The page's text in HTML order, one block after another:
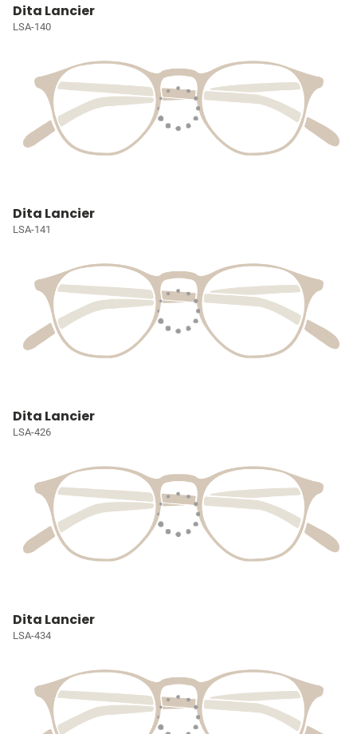
Dita Lancier
LSA-140
Dita Lancier
LSA-141
Dita Lancier
LSA-426
Dita Lancier
LSA-434